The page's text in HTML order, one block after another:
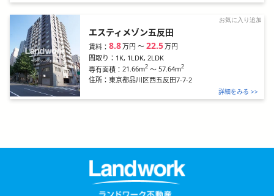
お気に入り追加
エスティメゾン五反田
賃料：8.8万円〜 22.5万円
間取り： 1K, 1LDK, 2LDK
専有面積：21.66m2 ～ 57.64m2
住所：東京都品川区西五反田7-7-2
詳細をみる >>